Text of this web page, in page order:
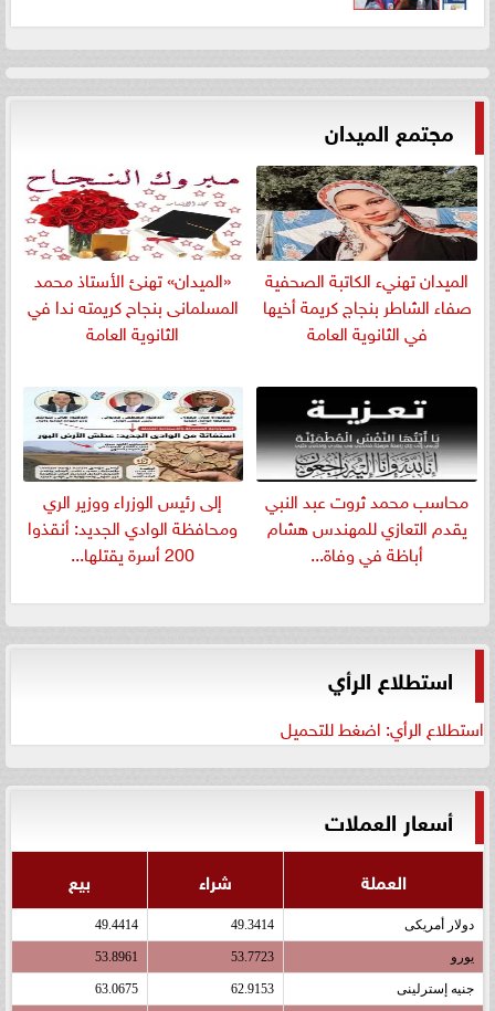
مجتمع الميدان
الميدان تهنيء الكاتبة الصحفية
صفاء الشاطر بنجاج كريمة أخيها
في الثانوية العامة
«الميدان» تهنئ الأستاذ محمد
المسلمانى بنجاح كريمته ندا في
الثانوية العامة
​محاسب محمد ثروت عبد النبي
يقدم التعازي للمهندس هشام
أباظة في وفاة...
إلى رئيس الوزراء ووزير الري
ومحافظة الوادي الجديد: أنقذوا
200 أسرة يقتلها...
استطلاع الرأي
استطلاع الرأي: اضغط للتحميل
أسعار العملات
العملة شراء بيع
دولار أمريكى 49.3414
49.4414
يورو 53.7723
53.8961
جنيه إسترلينى 62.9153
63.0675